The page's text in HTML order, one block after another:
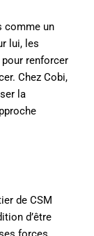
comme un
lui, les
renforcer
Chez Cobi,
la
de CSM
d’être